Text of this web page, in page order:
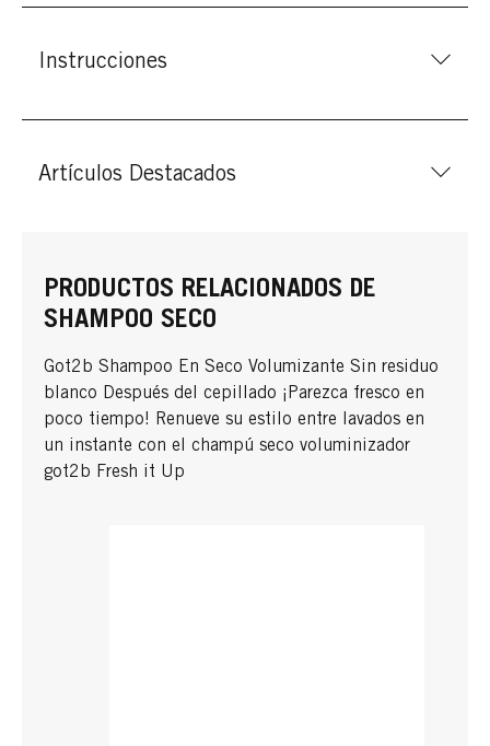
Instrucciones
Artículos Destacados
PRODUCTOS RELACIONADOS DE
SHAMPOO SECO
Got2b Shampoo En Seco Volumizante Sin residuo
blanco Después del cepillado ¡Parezca fresco en
poco tiempo! Renueve su estilo entre lavados en
un instante con el champú seco voluminizador
got2b Fresh it Up